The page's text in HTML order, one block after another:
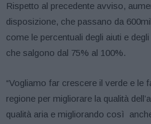
Rispetto al precedente avviso,
disposizione, che passano da
come le percentuali degli aiuti e
che salgono dal 75% al 100%.
“Vogliamo far crescere il verde e le
regione per migliorare la qualità
qualità aria e migliorando così